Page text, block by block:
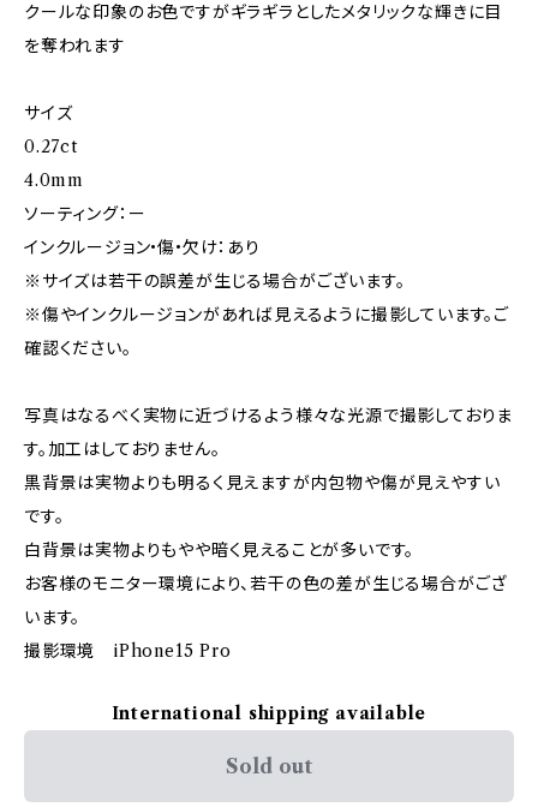
クールな印象のお色ですがギラギラとしたメタリックな輝きに目
を奪われます
サイズ
0.27ct
4.0mm
ソーティング：ー
インクルージョン•傷•欠け：あり
※サイズは若干の誤差が生じる場合がございます。
※傷やインクルージョンがあれば見えるように撮影しています。ご
確認ください。
写真はなるべく実物に近づけるよう様々な光源で撮影しておりま
す。加工はしておりません。
黒背景は実物よりも明るく見えますが内包物や傷が見えやすい
です。
白背景は実物よりもやや暗く見えることが多いです。
お客様のモニター環境により、若干の色の差が生じる場合がござ
います。
撮影環境 iPhone15 Pro
International shipping available
Sold out